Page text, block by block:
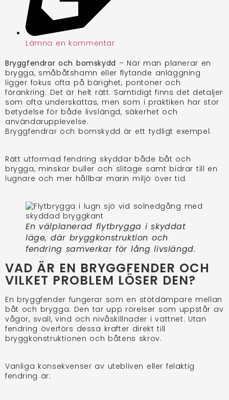
Lämna en kommentar
Bryggfendrar och bomskydd – När man planerar en
brygga, småbåtshamn eller flytande anläggning
ligger fokus ofta på bärighet, pontoner och
förankring. Det är helt rätt. Samtidigt finns det detaljer
som ofta underskattas, men som i praktiken har stor
betydelse för både livslängd, säkerhet och
användarupplevelse.
Bryggfendrar och bomskydd är ett tydligt exempel.
Rätt utformad fendring skyddar både båt och
brygga, minskar buller och slitage samt bidrar till en
lugnare och mer hållbar marin miljö över tid.
En välplanerad flytbrygga i skyddat
läge, där bryggkonstruktion och
fendring samverkar för lång livslängd.
VAD ÄR EN BRYGGFENDER OCH
VILKET PROBLEM LÖSER DEN?
En bryggfender fungerar som en stötdämpare mellan
båt och brygga. Den tar upp rörelser som uppstår av
vågor, svall, vind och nivåskillnader i vattnet. Utan
fendring överförs dessa krafter direkt till
bryggkonstruktionen och båtens skrov.
Vanliga konsekvenser av utebliven eller felaktig
fendring är: